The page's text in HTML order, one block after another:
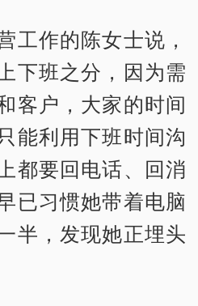
作的陈女士说，
下班之分，因为需
客户，大家的时间
能利用下班时间沟
都要回电话、回消
已习惯她带着电脑
半，发现她正埋头